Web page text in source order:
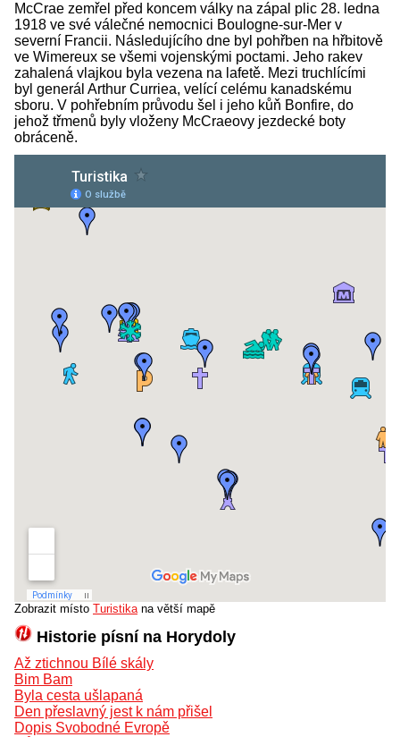
McCrae zemřel před koncem války na zápal plic 28. ledna
1918 ve své válečné nemocnici Boulogne-sur-Mer v
severní Francii. Následujícího dne byl pohřben na hřbitově
ve Wimereux se všemi vojenskými poctami. Jeho rakev
zahalená vlajkou byla vezena na lafetě. Mezi truchlícími
byl generál Arthur Curriea, velící celému kanadskému
sboru. V pohřebním průvodu šel i jeho kůň Bonfire, do
jehož třmenů byly vloženy McCraeovy jezdecké boty
obráceně.
Zobrazit místo Turistikana větší mapě
Historie písní na Horydoly
Až ztichnou Bílé skály
Bim Bam
Byla cesta ušlapaná
Den přeslavný jest k nám přišel
Dopis Svobodné Evropě